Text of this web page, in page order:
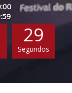
28
Segundos